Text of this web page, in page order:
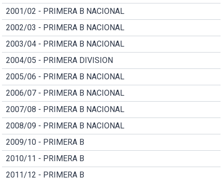
2001/02 - PRIMERA B NACIONAL
2002/03 - PRIMERA B NACIONAL
2003/04 - PRIMERA B NACIONAL
2004/05 - PRIMERA DIVISION
2005/06 - PRIMERA B NACIONAL
2006/07 - PRIMERA B NACIONAL
2007/08 - PRIMERA B NACIONAL
2008/09 - PRIMERA B NACIONAL
2009/10 - PRIMERA B
2010/11 - PRIMERA B
2011/12 - PRIMERA B